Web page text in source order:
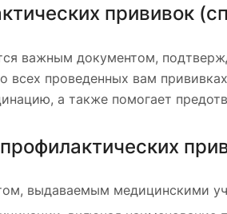
прививок
важным документом,
проведенных вам
а также помогает
выдаваемым медицинскими